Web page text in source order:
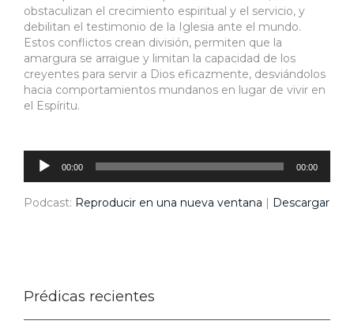
obstaculizan el crecimiento espiritual y el servicio, y
debilitan el testimonio de la Iglesia ante el mundo.
Estos conflictos crean división, permiten que la
amargura se arraigue y limitan la capacidad de los
creyentes para servir a Dios eficazmente, desviándolos
hacia comportamientos mundanos en lugar de vivir en
el Espíritu.
Reproductor
audio 00:00 00:00
Podcast: Reproducir en una nueva ventana Descargar
Prédicas recientes